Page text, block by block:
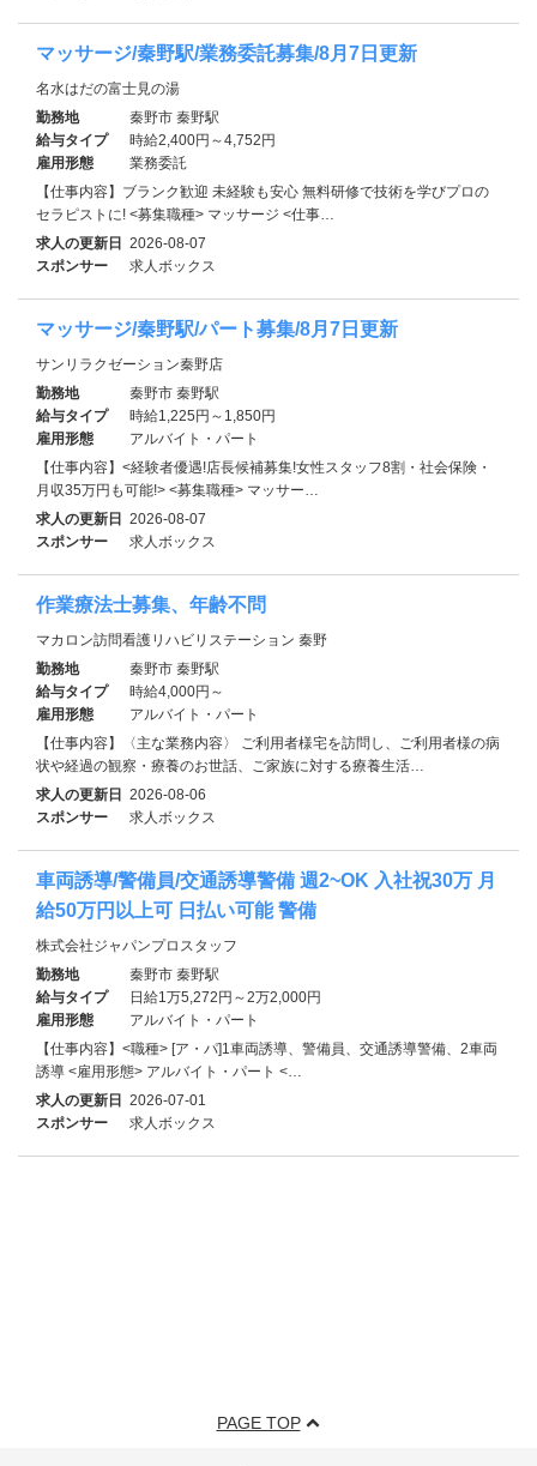
マッサージ/秦野駅/業務委託募集/8月7日更新
名水はだの富士見の湯
勤務地
秦野市 秦野駅
給与タイプ
時給2,400円～4,752円
雇用形態
業務委託
【仕事内容】ブランク歓迎 未経験も安心 無料研修で技術を学びプロの
セラピストに! <募集職種> マッサージ <仕事…
求人の更新日 2026-08-07
スポンサー
求人ボックス
マッサージ/秦野駅/パート募集/8月7日更新
サンリラクゼーション秦野店
勤務地
秦野市 秦野駅
給与タイプ
時給1,225円～1,850円
雇用形態
アルバイト・パート
【仕事内容】<経験者優遇!店長候補募集!女性スタッフ8割・社会保険・
月収35万円も可能!> <募集職種> マッサー…
求人の更新日 2026-08-07
スポンサー
求人ボックス
作業療法士募集、年齢不問
マカロン訪問看護リハビリステーション 秦野
勤務地
秦野市 秦野駅
給与タイプ
時給4,000円～
雇用形態
アルバイト・パート
【仕事内容】〈主な業務内容〉 ご利用者様宅を訪問し、ご利用者様の病
状や経過の観察・療養のお世話、ご家族に対する療養生活…
求人の更新日 2026-08-06
スポンサー
求人ボックス
車両誘導/警備員/交通誘導警備 週2~OK 入社祝30万 月
給50万円以上可 日払い可能 警備
株式会社ジャパンプロスタッフ
勤務地
秦野市 秦野駅
給与タイプ
日給1万5,272円～2万2,000円
雇用形態
アルバイト・パート
【仕事内容】<職種> [ア・パ]1車両誘導、警備員、交通誘導警備、2車両
誘導 <雇用形態> アルバイト・パート <…
求人の更新日 2026-07-01
スポンサー
求人ボックス
PAGE TOP